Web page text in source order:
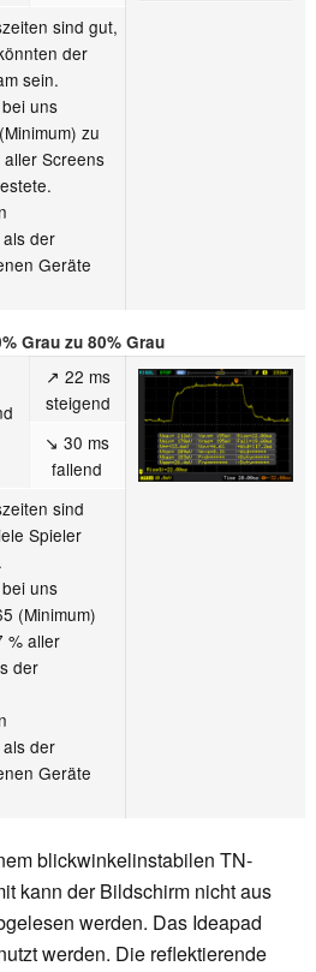
sind gut,
der
sein.
uns
zu
Screens
der
Geräte
Grau zu 80% Grau
↗ 22 ms
steigend
↘ 30 ms
fallend
sind
Spieler
uns
(Minimum)
% aller
der
der
Geräte
blickwinkelinstabilen TN-
kann der Bildschirm nicht aus
werden. Das Ideapad
werden. Die reflektierende